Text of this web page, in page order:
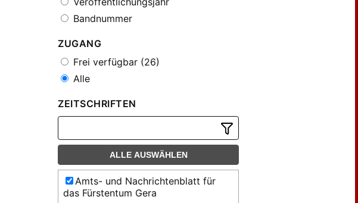
Bandnummer
ZUGANG
Frei verfügbar (26)
Alle
ZEITSCHRIFTEN
ALLE AUSWÄHLEN
Amts- und Nachrichtenblatt für
das Fürstentum Gera